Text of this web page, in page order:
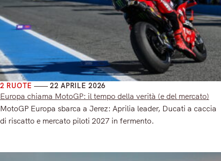
2 RUOTE 22 APRILE 2026
Europa chiama MotoGP: il tempo della verità (e del mercato)
MotoGP Europa sbarca a Jerez: Aprilia leader, Ducati a caccia
di riscatto e mercato piloti 2027 in fermento.